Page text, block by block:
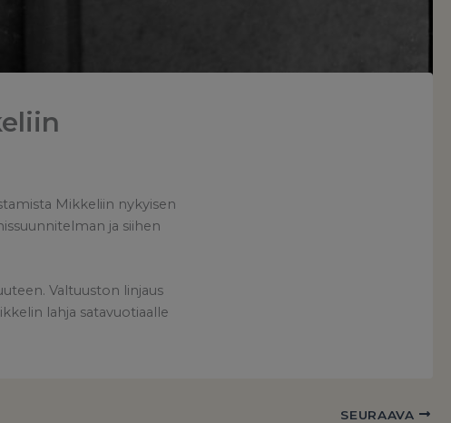
Mikkeliin nykyisen
ja siihen
Valtuuston linjaus
lahja satavuotiaalle
SEURAAVA